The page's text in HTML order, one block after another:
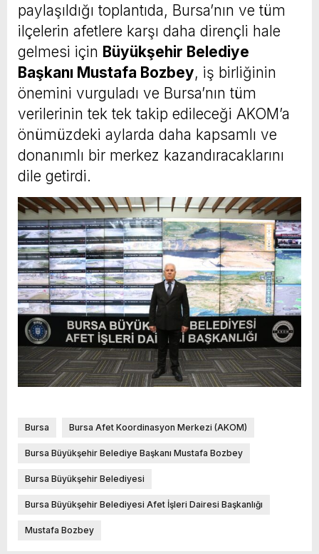
paylaşıldığı toplantıda, Bursa’nın ve tüm
ilçelerin afetlere karşı daha dirençli hale
gelmesi için Büyükşehir Belediye
Başkanı Mustafa Bozbey, iş birliğinin
önemini vurguladı ve Bursa’nın tüm
verilerinin tek tek takip edileceği AKOM’a
önümüzdeki aylarda daha kapsamlı ve
donanımlı bir merkez kazandıracaklarını
dile getirdi.
Bursa Bursa Afet Koordinasyon Merkezi (AKOM)
Bursa Büyükşehir Belediye Başkanı Mustafa Bozbey
Bursa Büyükşehir Belediyesi
Bursa Büyükşehir Belediyesi Afet İşleri Dairesi Başkanlığı
Mustafa Bozbey